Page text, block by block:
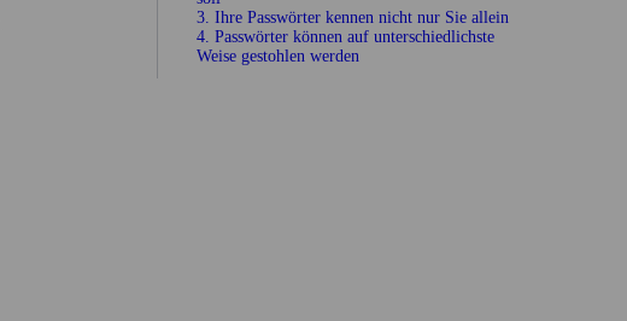
3. Ihre Pass­wörter kennen nicht nur Sie allein
4. Pass­wörter können auf unter­schiedlichste
Weise gestohlen werden